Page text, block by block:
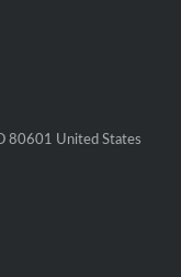
80601 United States